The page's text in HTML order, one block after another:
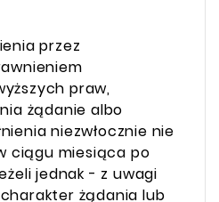
przez
praw,
żądanie albo
niezwłocznie nie
ciągu miesiąca po
jednak - z uwagi
żądania lub